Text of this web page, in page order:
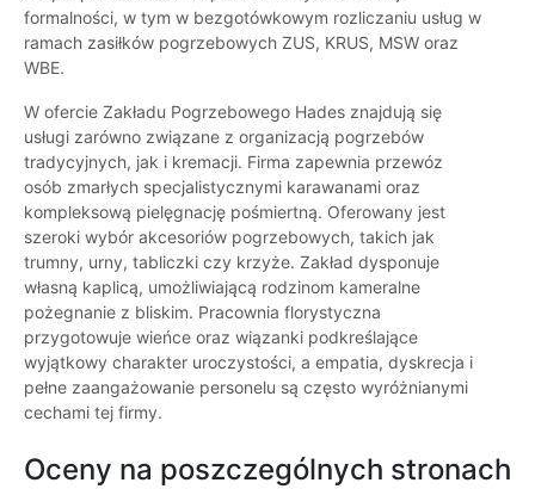
formalności, w tym w bezgotówkowym rozliczaniu usług w
ramach zasiłków pogrzebowych ZUS, KRUS, MSW oraz
WBE.
W ofercie Zakładu Pogrzebowego Hades znajdują się
usługi zarówno związane z organizacją pogrzebów
tradycyjnych, jak i kremacji. Firma zapewnia przewóz
osób zmarłych specjalistycznymi karawanami oraz
kompleksową pielęgnację pośmiertną. Oferowany jest
szeroki wybór akcesoriów pogrzebowych, takich jak
trumny, urny, tabliczki czy krzyże. Zakład dysponuje
własną kaplicą, umożliwiającą rodzinom kameralne
pożegnanie z bliskim. Pracownia florystyczna
przygotowuje wieńce oraz wiązanki podkreślające
wyjątkowy charakter uroczystości, a empatia, dyskrecja i
pełne zaangażowanie personelu są często wyróżnianymi
cechami tej firmy.
Oceny na poszczególnych stronach